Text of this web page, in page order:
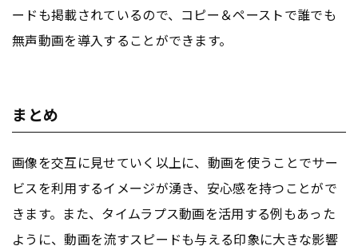
ードも掲載されているので、コピー＆ペーストで誰でも
無声動画を導入することができます。
まとめ
画像を交互に見せていく以上に、動画を使うことでサー
ビスを利用するイメージが湧き、安心感を持つことがで
きます。また、タイムラプス動画を活用する例もあった
ように、動画を流すスピードも与える印象に大きな影響